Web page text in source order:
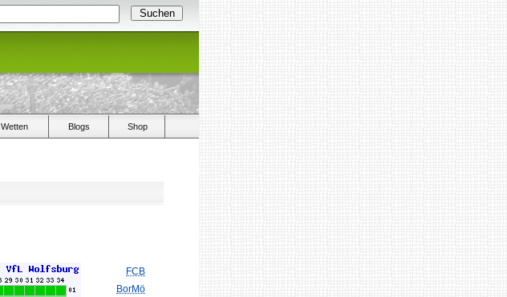
Wetten Blogs Shop
FCB
BorMö